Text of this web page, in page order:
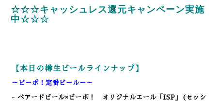
☆☆☆キャッシュレス還元キャンペーン実施
中☆☆☆
【本日の樽生ビールラインナップ】
～ビーボ！定番ビールー～
- ベアードビール×ビーボ！ オリジナルエール「ISP」(セッシ